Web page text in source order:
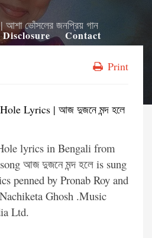
Contact
ভোঁসলের জনপ্রিয় গান
Print
Lyrics | আজ দুজনে মন্দ হলে
lyrics in Bengali from
আজ দুজনে মন্দ হলে is sung
penned by Pronab Roy and
Ghosh .Music
Ltd.